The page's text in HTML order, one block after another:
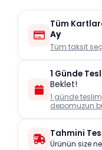
Tüm
Ay
Tüm taksit
1 Günde
Beklet!
1 günde
depomuzun
Tahmini
Ürünün size